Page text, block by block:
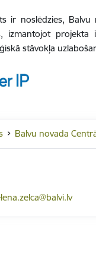
ir noslēdzies,
izmantojot
stāvokļa
Balvu novada
pasts: